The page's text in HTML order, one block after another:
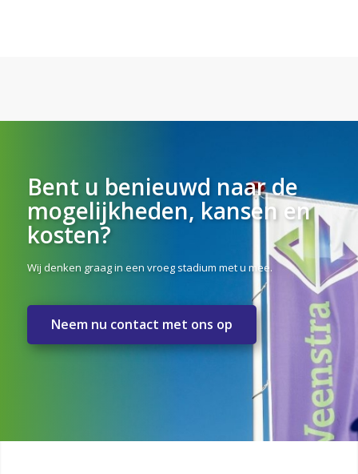
Bent u benieuwd naar de
mogelijkheden, kansen en
kosten?
Wij denken graag in een vroeg stadium met u mee.
Neem nu contact met ons op